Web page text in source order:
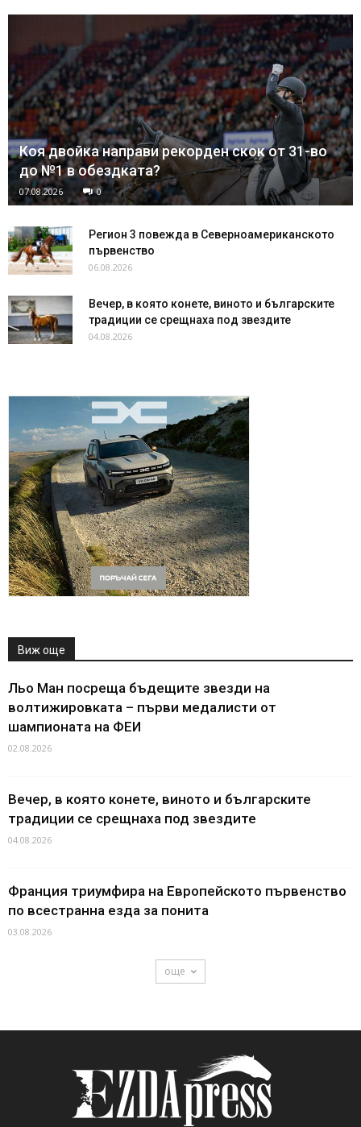
Коя двойка направи рекорден скок от 31-во
до №1 в обездката?
07.08.2026 0
Регион 3 повежда в Северноамериканското
първенство
06.08.2026
Вечер, в която конете, виното и българските
традиции се срещнаха под звездите
04.08.2026
Виж още
Льо Ман посреща бъдещите звезди на
волтижировката – първи медалисти от
шампионата на ФЕИ
02.08.2026
Вечер, в която конете, виното и българските
традиции се срещнаха под звездите
04.08.2026
Франция триумфира на Европейското първенство
по всестранна езда за понита
03.08.2026
още